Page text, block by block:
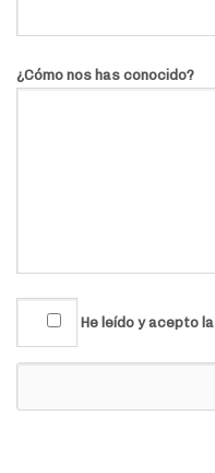
¿Cómo nos has conocido?
He leído y acepto la